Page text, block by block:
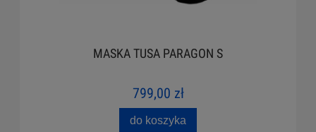
MASKA TUSA PARAGON S
799,00 zł
do koszyka